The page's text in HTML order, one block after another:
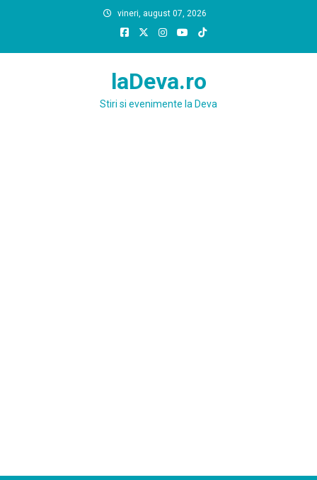
vineri, august 07, 2026
laDeva.ro
Stiri si evenimente la Deva